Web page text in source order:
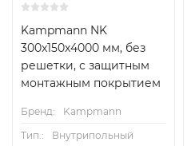
Kampmann NK
300x150x4000 мм, без
решетки, с защитным
монтажным покрытием
Бренд:
Kampmann
Тип.:
Внутрипольный